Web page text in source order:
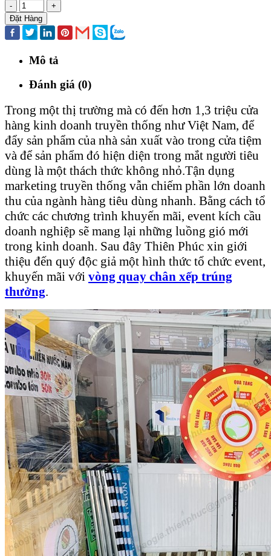
-
+
Đặt Hàng
Mô tả
Đánh giá (0)
Trong một thị trường mà có đến hơn 1,3 triệu cửa
hàng kinh doanh truyền thống như Việt Nam, để
đẩy sản phẩm của nhà sản xuất vào trong cửa tiệm
và để sản phẩm đó hiện diện trong mắt người tiêu
dùng là một thách thức không nhỏ.Tận dụng
marketing truyền thống vẫn chiếm phần lớn doanh
thu của ngành hàng tiêu dùng nhanh. Bằng cách tổ
chức các chương trình khuyến mãi, event kích cầu
doanh nghiệp sẽ mang lại những luồng gió mới
trong kinh doanh. Sau đây Thiên Phúc xin giới
thiệu đến quý độc giả một hình thức tổ chức event,
khuyến mãi với vòng quay chân xếp trúng
thưởng.